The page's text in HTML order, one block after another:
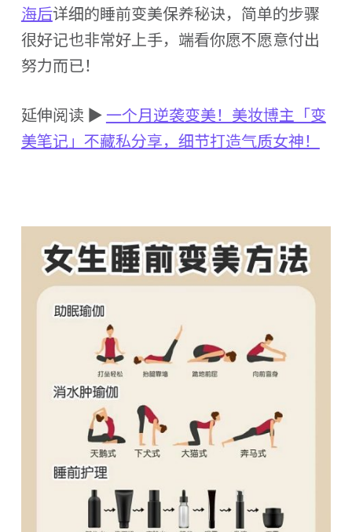
海后详细的睡前变美保养秘诀，简单的步骤
很好记也非常好上手，端看你愿不愿意付出
努力而已！
延伸阅读 ▶ 一个月逆袭变美！美妆博主「变
美笔记」不藏私分享，细节打造气质女神！